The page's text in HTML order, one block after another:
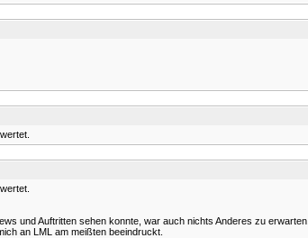
und Auftritten sehen konnte, war auch nichts Anderes zu erwarten.
an LML am meißten beeindruckt.